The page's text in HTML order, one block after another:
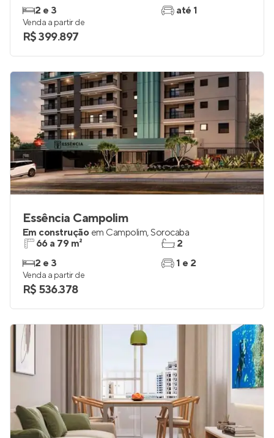
2 e 3
até 1
Venda a partir de
R$ 399.897
Essência Campolim
Em construção em Campolim,Sorocaba
66 a 79 m²
2 e 3
2
1 e 2
Venda a partir de
R$ 536.378